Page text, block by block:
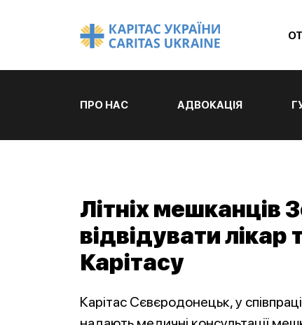
ПРО НАС АДВОКАЦІЯ
Літніх
відвідувати лікар
Карітасу
Карітас Сєвєродонецьк, у